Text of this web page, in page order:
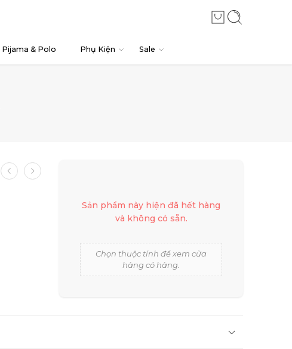
Pijama & Polo Phụ Kiện Sale
Sản phẩm này hiện đã hết hàng
và không có sẵn.
Chọn thuộc tính để xem cửa
hàng có hàng.